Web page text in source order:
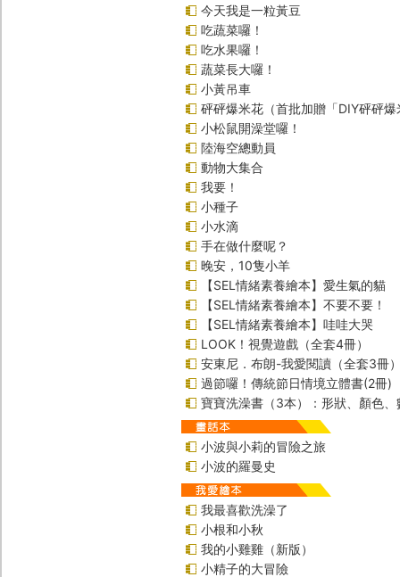
今天我是一粒黃豆
吃蔬菜囉！
吃水果囉！
蔬菜長大囉！
小黃吊車
砰砰爆米花（首批加贈「DIY砰砰
小松鼠開澡堂囉！
陸海空總動員
動物大集合
我要！
小種子
小水滴
手在做什麼呢？
晚安，10隻小羊
【SEL情緒素養繪本】愛生氣的貓
【SEL情緒素養繪本】不要不要！
【SEL情緒素養繪本】哇哇大哭
LOOK！視覺遊戲（全套4冊）
安東尼．布朗-我愛閱讀（全套3冊
過節囉！傳統節日情境立體書(2冊)
寶寶洗澡書（3本）：形狀、顏色、
小波與小莉的冒險之旅
小波的羅曼史
我最喜歡洗澡了
小根和小秋
我的小雞雞（新版）
小精子的大冒險